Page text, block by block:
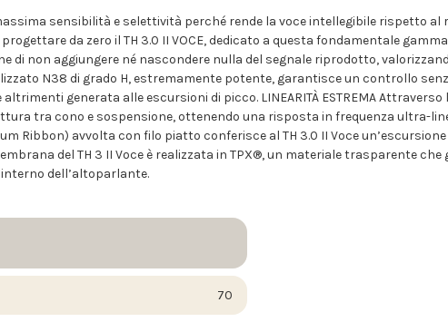
sensibilità e selettività perché rende la voce intellegibile rispetto
da zero il TH 3.0 II VOCE, dedicato a questa fondamentale
di non aggiungere né nascondere nulla del segnale riprodotto,
N38 di grado H, estremamente potente, garantisce un controllo
generata alle escursioni di picco. LINEARITÀ ESTREMA Attraverso
tra cono e sospensione, ottenendo una risposta in frequenza ultra-
Ribbon) avvolta con filo piatto conferisce al TH 3.0 II Voce
del TH 3 II Voce è realizzata in TPX®, un materiale trasparente
dell’altoparlante.
70